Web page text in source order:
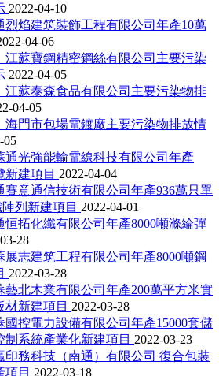
2022-04-10
烈焰建筑裝飾工程有限公司年產10萬
04-06
江蘇寶鋼精密鋼絲有限公司主要污染
2022-04-05
江蘇泰森食品有限公司主要污染物排
04-05
海門市包場電鍍廠主要污染物排放情
05
通光強能輸電線科技有限公司年產
新建項目 2022-04-04
賽意通信技術有限公司年產936萬只單
列新建項目 2022-04-01
恒拓化纖有限公司年產8000噸滌綸彈
28
展志建筑工程有限公司年產8000噸鋼
2022-03-28
藝北木業有限公司年產200萬平方米實
材新建項目 2022-03-28
國控電力設備有限公司年產15000套儲
系統產業化新建項目 2022-03-23
印務科技（南通）有限公司 復合包裝
項目 2022-03-18